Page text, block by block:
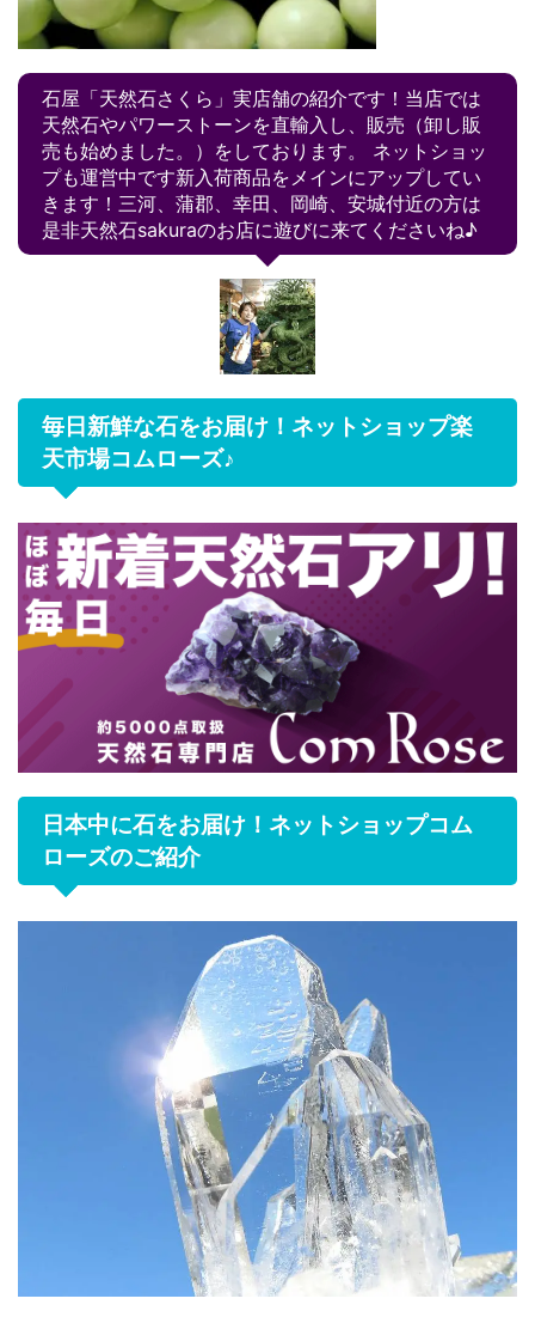
石屋「天然石さくら」実店舗の紹介です！当店では
天然石やパワーストーンを直輸入し、販売（卸し販
売も始めました。）をしております。 ネットショッ
プも運営中です新入荷商品をメインにアップしてい
きます！三河、蒲郡、幸田、岡崎、安城付近の方は
是非天然石sakuraのお店に遊びに来てくださいね♪
毎日新鮮な石をお届け！ネットショップ楽
天市場コムローズ♪
日本中に石をお届け！ネットショップコム
ローズのご紹介